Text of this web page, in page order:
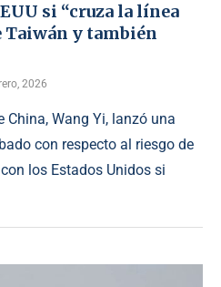
si “cruza la línea
Taiwán y también
2026
China, Wang Yi, lanzó una
con respecto al riesgo de
los Estados Unidos si